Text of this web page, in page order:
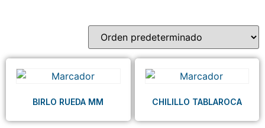
BIRLO RUEDA MM CHILILLO TABLAROCA